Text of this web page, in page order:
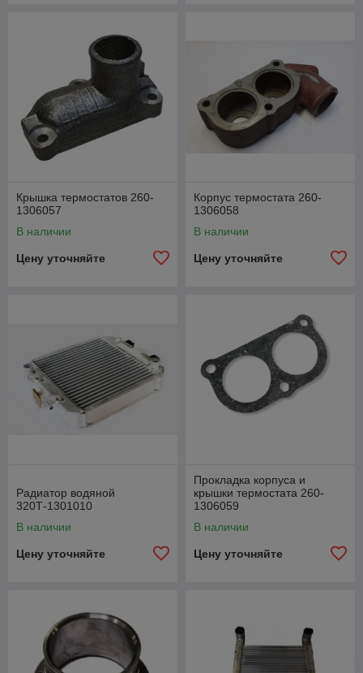
Крышка термостатов 260-
1306057
В наличии
Цену уточняйте
Корпус термостата 260-
1306058
В наличии
Цену уточняйте
Радиатор водяной
320Т-1301010
В наличии
Цену уточняйте
Прокладка корпуса и
крышки термостата 260-
1306059
В наличии
Цену уточняйте